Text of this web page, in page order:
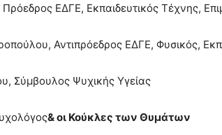
ΕΔΓΕ, Εκπαιδευτικός Τέχνης,
Αντιπρόεδρος ΕΔΓΕ, Φυσικός,
Σύμβουλος Ψυχικής Υγείας
& οι Κούκλες των Θυμάτων